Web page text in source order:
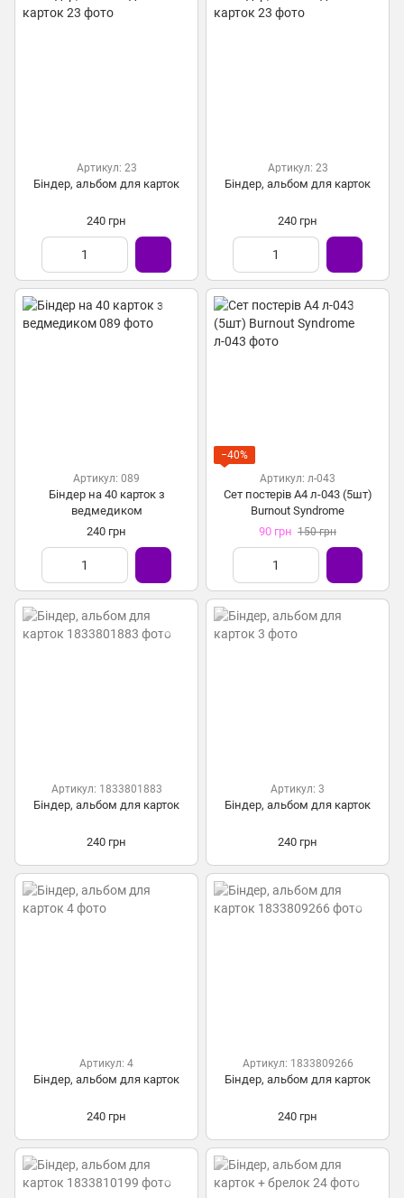
Артикул: 23
Біндер, альбом для карток
240 грн
Артикул: 23
Біндер, альбом для карток
240 грн
Артикул: 089
Біндер на 40 карток з
ведмедиком
240 грн
−40%
Артикул: л-043
Сет постерів А4 л-043 (5шт)
Burnout Syndrome
90 грн 150 грн
Артикул: 1833801883
Біндер, альбом для карток
240 грн
Артикул: 3
Біндер, альбом для карток
240 грн
Артикул: 4
Біндер, альбом для карток
240 грн
Артикул: 1833809266
Біндер, альбом для карток
240 грн